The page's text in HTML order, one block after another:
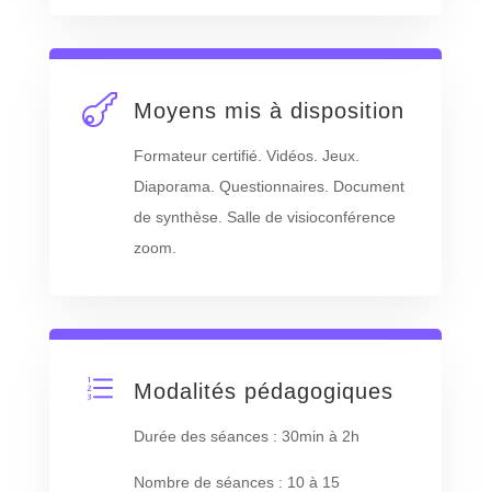
 Moyens mis à disposition
Formateur certifié. Vidéos. Jeux.
Diaporama. Questionnaires. Document
de synthèse. Salle de visioconférence
zoom.
e Modalités pédagogiques
Durée des séances : 30min à 2h
Nombre de séances : 10 à 15